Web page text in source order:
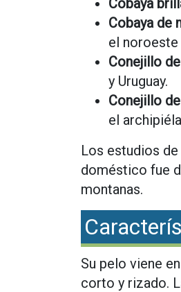
Cobaya de
el noroeste
Conejillo
y Uruguay.
Conejillo
el
Los estudios
doméstico fue
montanas.
Su pelo viene
corto y rizado.